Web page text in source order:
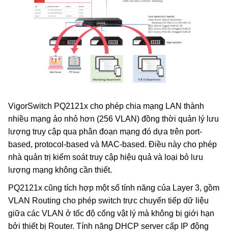
VigorSwitch PQ2121x cho phép chia mạng LAN thành
nhiều mạng ảo nhỏ hơn (256 VLAN) đồng thời quản lý lưu
lượng truy cập qua phân đoạn mạng đó dựa trên port-
based, protocol-based và MAC-based. Điều này cho phép
nhà quản trị kiểm soát truy cập hiệu quả và loại bỏ lưu
lượng mạng không cần thiết.
PQ2121x cũng tích hợp một số tính năng của Layer 3, gồm
VLAN Routing cho phép switch trực chuyển tiếp dữ liệu
giữa các VLAN ở tốc độ cổng vật lý mà không bị giới hạn
bởi thiết bị Router. Tính năng DHCP server cấp IP động